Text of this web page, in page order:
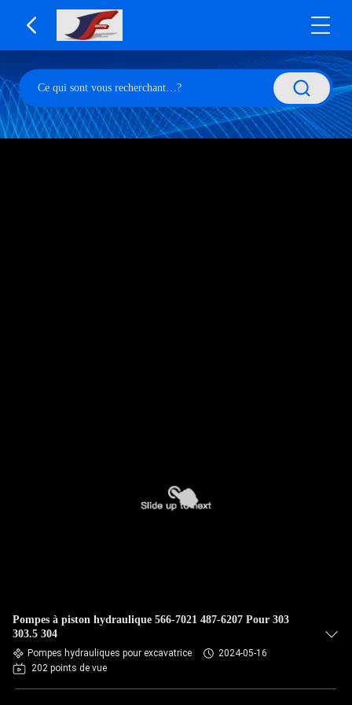
Pompes à piston hydraulique 566-7021 487-6207 Pour 303
303.5 304
Pompes hydrauliques pour excavatrice
2024-05-16
202 points de vue